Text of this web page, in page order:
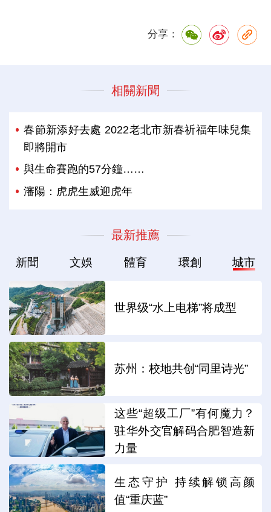
分享：
相關新聞
春節新添好去處 2022老北市新春祈福年味兒集
即將開市
與生命賽跑的57分鐘……
瀋陽：虎虎生威迎虎年
最新推薦
新聞 文娛 體育 環創 城市
世界级“水上电梯”将成型
苏州：校地共创“同里诗光”
这些“超级工厂”有何魔力？
驻华外交官解码合肥智造新
力量
生态守护 持续解锁高颜
值“重庆蓝”